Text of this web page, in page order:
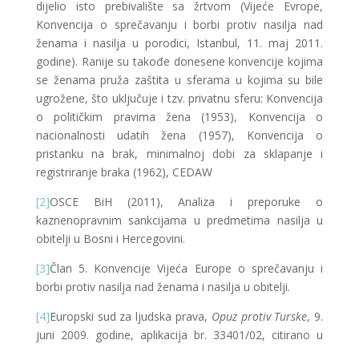
dijelio isto prebivalište sa žrtvom (Vijeće Evrope,
Konvencija o sprečavanju i borbi protiv nasilja nad
ženama i nasilja u porodici, Istanbul, 11. maj 2011.
godine). Ranije su takođe donesene konvencije kojima
se ženama pruža zaštita u sferama u kojima su bile
ugrožene, što uključuje i tzv. privatnu sferu: Konvencija
o političkim pravima žena (1953), Konvencija o
nacionalnosti udatih žena (1957), Konvencija o
pristanku na brak, minimalnoj dobi za sklapanje i
registriranje braka (1962), CEDAW
[2]OSCE BiH (2011), Analiza i preporuke o
kaznenopravnim sankcijama u predmetima nasilja u
obitelji u Bosni i Hercegovini.
[3]Član 5. Konvencije Vijeća Europe o sprečavanju i
borbi protiv nasilja nad ženama i nasilja u obitelji.
[4]Europski sud za ljudska prava, Opuz protiv Turske, 9.
juni 2009. godine, aplikacija br. 33401/02, citirano u